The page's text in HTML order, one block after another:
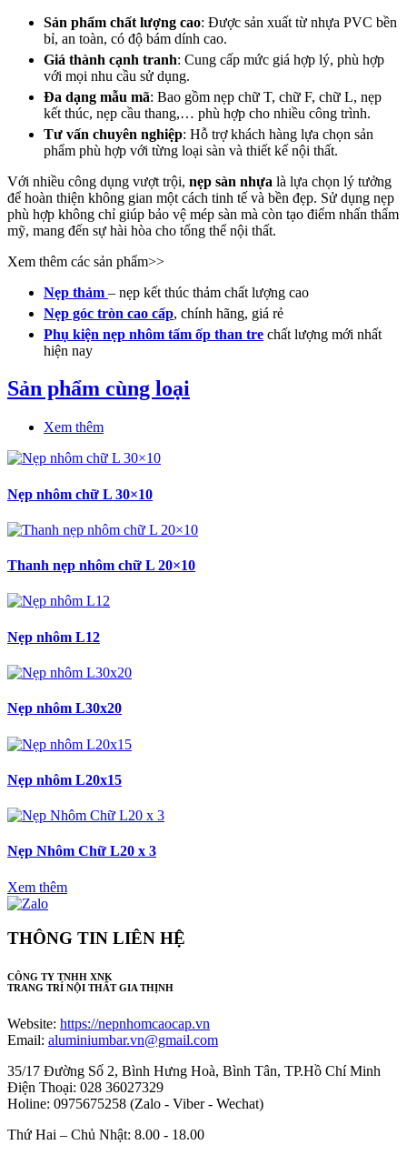
Sản phẩm chất lượng cao: Được sản xuất từ nhựa PVC bền
bỉ, an toàn, có độ bám dính cao.
Giá thành cạnh tranh: Cung cấp mức giá hợp lý, phù hợp
với mọi nhu cầu sử dụng.
Đa dạng mẫu mã: Bao gồm nẹp chữ T, chữ F, chữ L, nẹp
kết thúc, nẹp cầu thang,… phù hợp cho nhiều công trình.
Tư vấn chuyên nghiệp: Hỗ trợ khách hàng lựa chọn sản
phẩm phù hợp với từng loại sàn và thiết kế nội thất.
Với nhiều công dụng vượt trội, nẹp sàn nhựa là lựa chọn lý tưởng
để hoàn thiện không gian một cách tinh tế và bền đẹp. Sử dụng nẹp
phù hợp không chỉ giúp bảo vệ mép sàn mà còn tạo điểm nhấn thẩm
mỹ, mang đến sự hài hòa cho tổng thể nội thất.
Xem thêm các sản phẩm>>
Nẹp thảm – nẹp kết thúc thảm chất lượng cao
Nẹp góc tròn cao cấp, chính hãng, giá rẻ
Phụ kiện nẹp nhôm tấm ốp than tre chất lượng mới nhất
hiện nay
Sản phẩm cùng loại
Xem thêm
Nẹp nhôm chữ L 30×10
Thanh nẹp nhôm chữ L 20×10
Nẹp nhôm L12
Nẹp nhôm L30x20
Nẹp nhôm L20x15
Nẹp Nhôm Chữ L20 x 3
Xem thêm
THÔNG TIN LIÊN HỆ
CÔNG TY TNHH XNK
TRANG TRÍ NỘI THẤT GIA THỊNH
Website: https://nepnhomcaocap.vn
Email: aluminiumbar.vn@gmail.com
35/17 Đường Số 2, Bình Hưng Hoà, Bình Tân, TP.Hồ Chí Minh
Điện Thoại: 028 36027329
Holine: 0975675258 (Zalo - Viber - Wechat)
Thứ Hai – Chủ Nhật: 8.00 - 18.00